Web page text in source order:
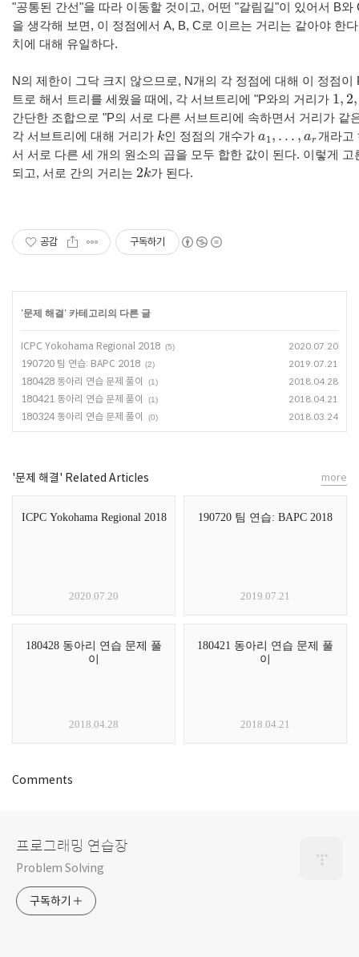
"공통된 간선"을 따라 이동할 것이고, 어떤 "갈림길"이 있어서 B와
을 생각해 보면, 이 정점에서 A, B, C로 이르는 거리는 같아야 한다
치에 대해 유일하다.
N의 제한이 그닥 크지 않으므로, N개의 각 정점에 대해 이 정점이
트로 해서 트리를 세웠을 때에 , 각 서브트리에 "P와의 거리가 1, 2,
1,2,
간단한 조합으로 "P의 서로 다른 서브트리에 속하면서 거리가 같
각 서브트리에 대해 거리가 k
k인 정점의 개수가 a1, … , ar
a1 ,…, a r 개라고
서 서로 다른 세 개의 원소의 곱을 모두 합한 값이 된다. 이렇게
고
되고, 서로 간의 거리는 2k
2k가 된다.
공감 구독하기
'문제 해결' 카테고리의 다른 글
ICPC Yokohama Regional 2018 (5) 2020.07.20
190720 팀 연습: BAPC 2018 (2) 2019.07.21
180428 동아리 연습 문제 풀이 (1) 2018.04.28
180421 동아리 연습 문제 풀이 (1) 2018.04.21
180324 동아리 연습 문제 풀이 (0) 2018.03.24
'문제 해결' Related Articles
ICPC Yokohama Regional 2018
2020.07.20
190720 팀 연습: BAPC 2018
2019.07.21
180428 동아리 연습 문제 풀
이
2018.04.28
180421 동아리 연습 문제 풀
이
2018.04.21
more
Comments
프로그래밍 연습장
Problem Solving
구독하기